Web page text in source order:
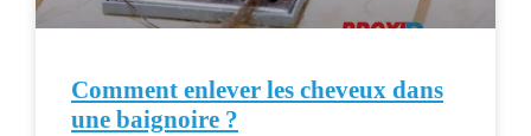
Comment enlever les cheveux dans
une baignoire ?